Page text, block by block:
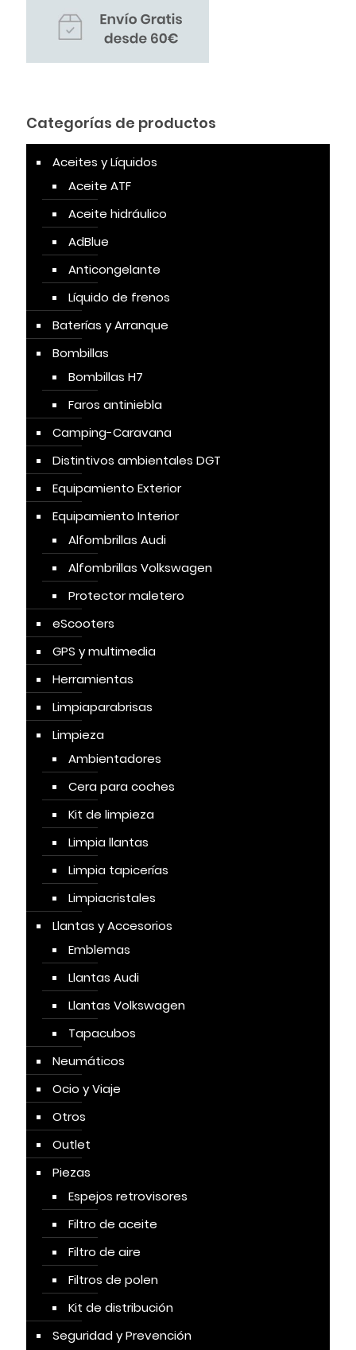
Categorías de productos
Aceites y Líquidos
Aceite ATF
Aceite hidráulico
AdBlue
Anticongelante
Líquido de frenos
Baterías y Arranque
Bombillas
Bombillas H7
Faros antiniebla
Camping-Caravana
Distintivos ambientales DGT
Equipamiento Exterior
Equipamiento Interior
Alfombrillas Audi
Alfombrillas Volkswagen
Protector maletero
eScooters
GPS y multimedia
Herramientas
Limpiaparabrisas
Limpieza
Ambientadores
Cera para coches
Kit de limpieza
Limpia llantas
Limpia tapicerías
Limpiacristales
Llantas y Accesorios
Emblemas
Llantas Audi
Llantas Volkswagen
Tapacubos
Neumáticos
Ocio y Viaje
Otros
Outlet
Piezas
Espejos retrovisores
Filtro de aceite
Filtro de aire
Filtros de polen
Kit de distribución
Seguridad y Prevención